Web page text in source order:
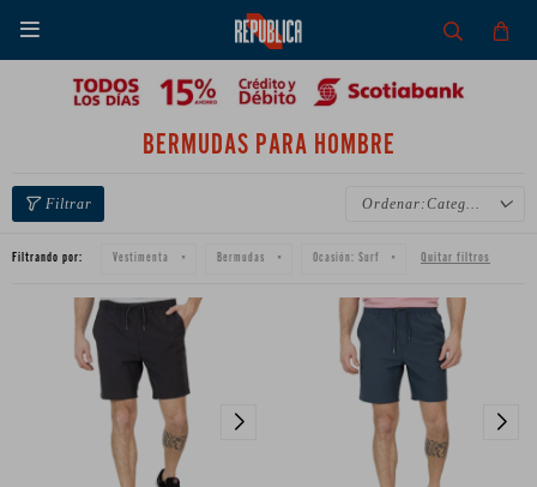

BERMUDAS PARA HOMBRE
Categoría
Filtrando por: Vestimenta Bermudas Ocasión: Surf Quitar filtros